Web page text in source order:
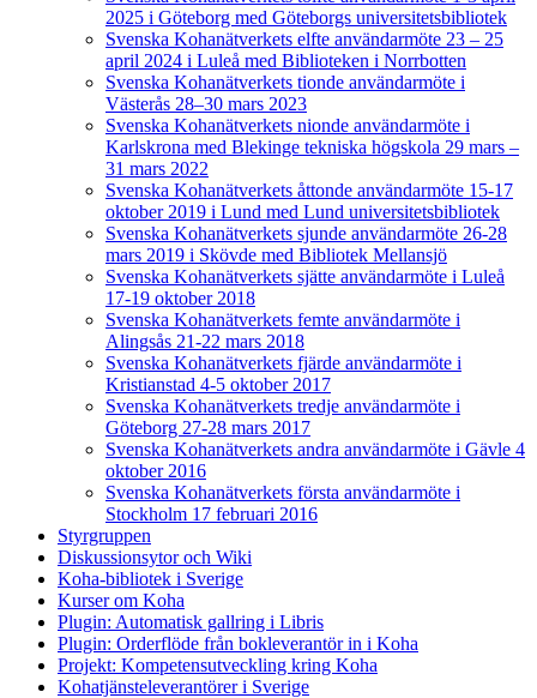
2025 i Göteborg med Göteborgs universitetsbibliotek
Svenska Kohanätverkets elfte användarmöte 23 – 25
april 2024 i Luleå med Biblioteken i Norrbotten
Svenska Kohanätverkets tionde användarmöte i
Västerås 28–30 mars 2023
Svenska Kohanätverkets nionde användarmöte i
Karlskrona med Blekinge tekniska högskola 29 mars –
31 mars 2022
Svenska Kohanätverkets åttonde användarmöte 15-17
oktober 2019 i Lund med Lund universitetsbibliotek
Svenska Kohanätverkets sjunde användarmöte 26-28
mars 2019 i Skövde med Bibliotek Mellansjö
Svenska Kohanätverkets sjätte användarmöte i Luleå
17-19 oktober 2018
Svenska Kohanätverkets femte användarmöte i
Alingsås 21-22 mars 2018
Svenska Kohanätverkets fjärde användarmöte i
Kristianstad 4-5 oktober 2017
Svenska Kohanätverkets tredje användarmöte i
Göteborg 27-28 mars 2017
Svenska Kohanätverkets andra användarmöte i Gävle 4
oktober 2016
Svenska Kohanätverkets första användarmöte i
Stockholm 17 februari 2016
Styrgruppen
Diskussionsytor och Wiki
Koha-bibliotek i Sverige
Kurser om Koha
Plugin: Automatisk gallring i Libris
Plugin: Orderflöde från bokleverantör in i Koha
Projekt: Kompetensutveckling kring Koha
Kohatjänsteleverantörer i Sverige